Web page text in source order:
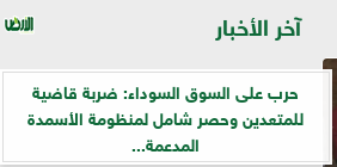
آخر الأخبار
حرب على السوق السوداء: ضربة قاضية
للمتعدين وحصر شامل لمنظومة الأسمدة
المدعمة...